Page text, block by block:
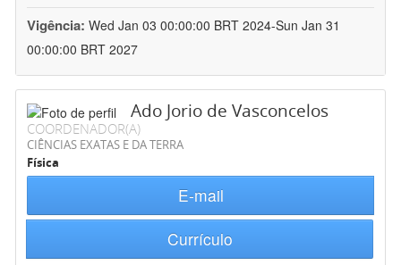
Vigência: Wed Jan 03 00:00:00 BRT 2024-Sun Jan 31
00:00:00 BRT 2027
Ado Jorio de Vasconcelos
COORDENADOR(A)
CIÊNCIAS EXATAS E DA TERRA
Física
E-mail
Currículo